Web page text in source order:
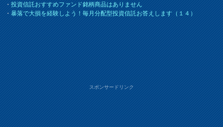
・投資信託おすすめファンド銘柄商品はありません
・暴落で大損を経験しよう！毎月分配型投資信託お答えします（１４）
スポンサードリンク